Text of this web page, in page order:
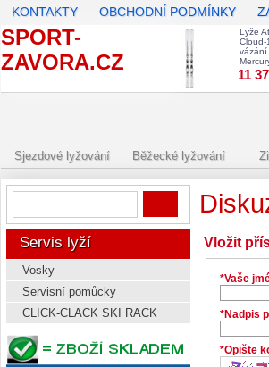
KONTAKTY OBCHODNÍ PODMÍNKY
SPORT-
ZAVORA.CZ
Lyže
Cloud-
vázání
11
Sjezdové lyžování Běžecké lyžování
Servis lyží
Vosky
Servisní pomůcky
CLICK-CLACK SKI RACK
Vložit
*Vaše
*Nadpis
*Opište